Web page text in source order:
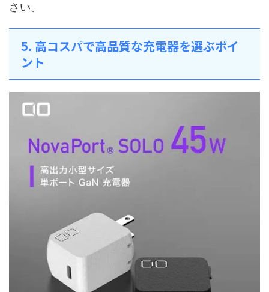
さい。
5. 高コスパで高品質な充電器を選ぶポイ
ント